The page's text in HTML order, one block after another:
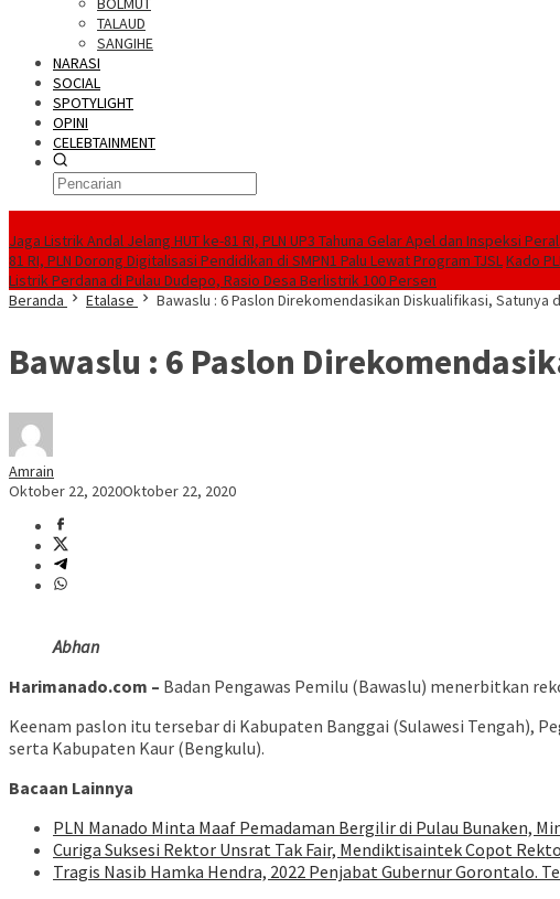
TALAUD
SANGIHE
NARASI
SOCIAL
SPOTYLIGHT
OPINI
CELEBTAINMENT
Jaga Listrik Andal Jelang HUT ke-81 RI, PLN UP3 Tahuna Gelar Apel dan Inspeksi
81 RI, PLN Dorong Digitalisasi Pendidikan di SMPN1 Palu Lewat Program TJSLKado
Listrik Perdana di Pulau Dudepo, Rasio Desa Berlistrik 100 Persen
Beranda
Etalase Bawaslu : 6 Paslon Direkomendasikan Diskualifikasi, Satunya
Bawaslu : 6 Paslon
Amrain
Oktober 22, 2020Oktober 22, 2020
Abhan
Harimanado.com – Badan Pengawas Pemilu (Bawaslu) menerbitkan
Keenam paslon itu tersebar di Kabupaten Banggai (Sulawesi Tengah),
serta Kabupaten Kaur (Bengkulu).
Bacaan Lainnya
PLN Manado Minta Maaf Pemadaman Bergilir di Pulau Bunaken,
Curiga Suksesi Rektor Unsrat Tak Fair, Mendiktisaintek Copot
Tragis Nasib Hamka Hendra, 2022 Penjabat Gubernur Gorontalo.